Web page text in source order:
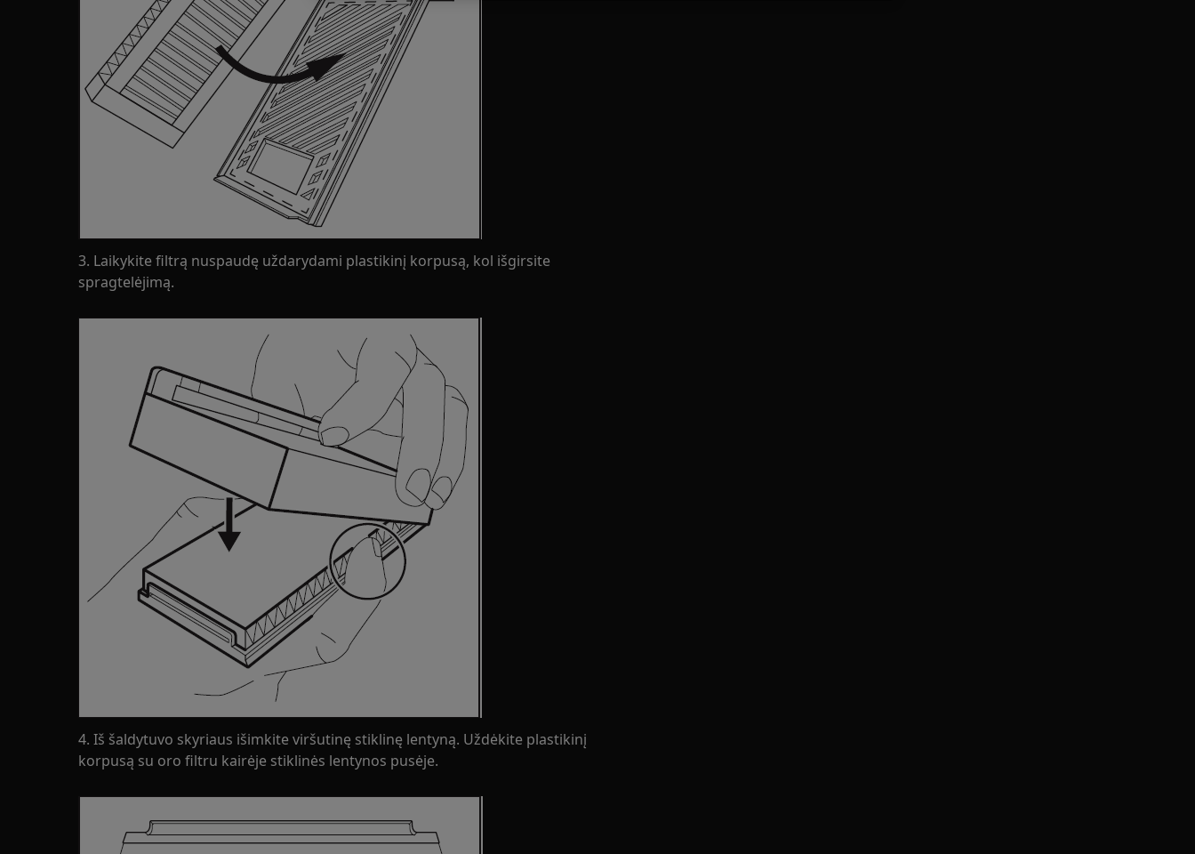
3. Laikykite filtrą nuspaudę uždarydami plastikinį korpusą, kol išgirsite
spragtelėjimą.
4. Iš šaldytuvo skyriaus išimkite viršutinę stiklinę lentyną. Uždėkite plastikinį
korpusą su oro filtru kairėje stiklinės lentynos pusėje.